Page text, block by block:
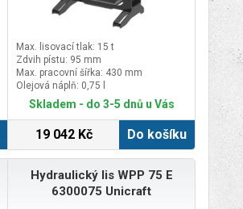
Max. lisovací tlak: 15 t
Zdvih pístu: 95 mm
Max. pracovní šířka: 430 mm
Olejová náplň: 0,75 l
Skladem - do 3-5 dnů u Vás
19 042 Kč Do košíku
Hydraulický lis WPP 75 E
6300075 Unicraft